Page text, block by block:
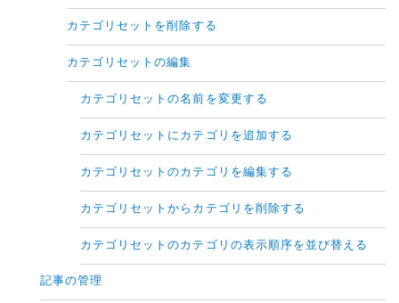
カテゴリセットを削除する
カテゴリセットの編集
カテゴリセットの名前を変更する
カテゴリセットにカテゴリを追加する
カテゴリセットのカテゴリを編集する
カテゴリセットからカテゴリを削除する
カテゴリセットのカテゴリの表示順序を並び替える
記事の管理